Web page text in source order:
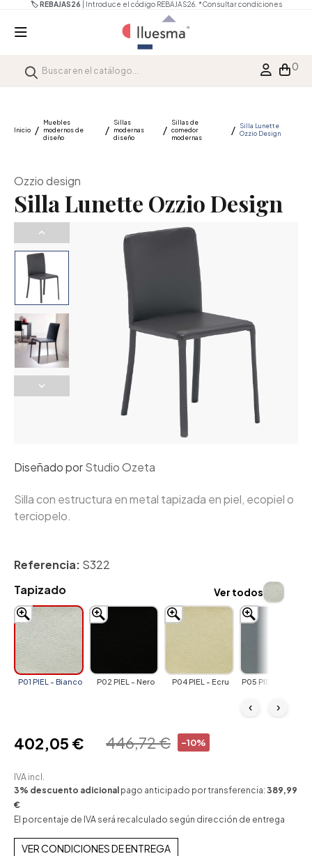
🏷️ REBAJAS26 | Introduce el código REBAJAS26. *Consultar condiciones
0
Inicio
Muebles
modernos de
diseño
Sillas
modernas
diseño
Sillas de
comedor
modernas
Silla Lunette
Ozzio Design
Ozzio design
Silla Lunette Ozzio Design
Diseñado porStudio Ozeta
Silla con estructura en metal tapizada en piel, ecopiel o
terciopelo.
Referencia: S322
Tapizado
P01 PIEL - Bianco P02 PIEL - Nero P04 PIEL - Ecru P05 PIEL - Cenere
‹ ›
Ver todos
-10%
446,72 €
402,05 €
IVA incl.
3% descuento adicional pago anticipado por transferencia: 389,99
€
El porcentaje de IVA será recalculado según dirección de entrega
VER CONDICIONES DE ENTREGA